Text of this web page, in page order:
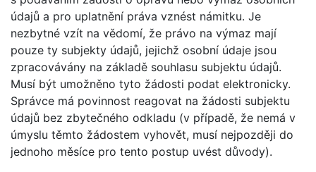
údajů a pro uplatnění práva vznést námitku. Je
nezbytné vzít na vědomí, že právo na výmaz mají
pouze ty subjekty údajů, jejichž osobní údaje jsou
zpracovávány na základě souhlasu subjektu údajů.
Musí být umožněno tyto žádosti podat elektronicky.
Správce má povinnost reagovat na žádosti subjektu
údajů bez zbytečného odkladu (v případě, že nemá v
úmyslu těmto žádostem vyhovět, musí nejpozději do
jednoho měsíce pro tento postup uvést důvody).